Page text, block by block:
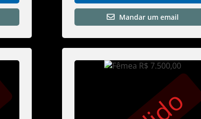
Mandar um email